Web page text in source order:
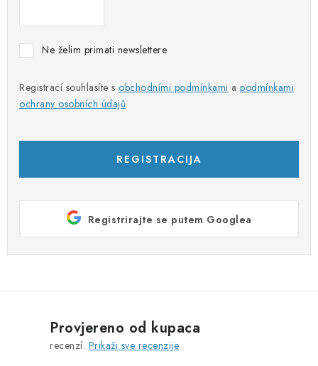
Ne želim primati newslettere
Registrací souhlasíte s obchodními podmínkami a podmínkami
ochrany osobních údajů
REGISTRACIJA
Registrirajte se putem Googlea
Provjereno od kupaca
recenzí. Prikaži sve recenzije